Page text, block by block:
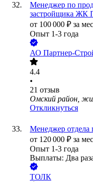
Менеджер по
застройщика ЖК
от 100 000 ₽ за
Опыт 1-3 года
АО Партнер-
4.4
•
21 отзыв
Омский район,
Откликнуться
Менеджер отдела
от 120 000 ₽ за
Опыт 1-3 года
Выплаты: Два
ТОЛК